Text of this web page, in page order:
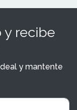
y recibe
y mantente